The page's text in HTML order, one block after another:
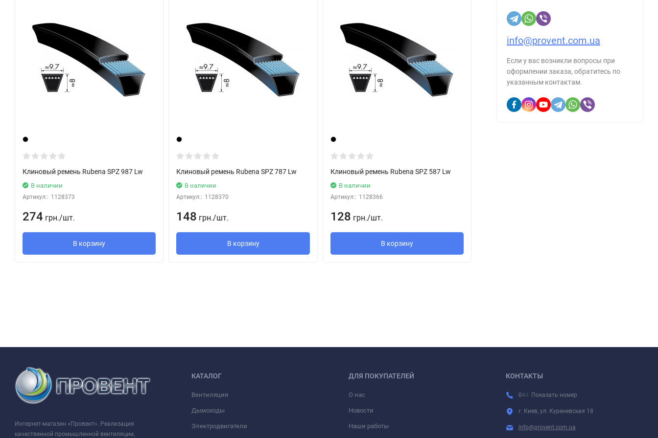
Клиновый ремень Rubena SPZ 987 Lw
В наличии
Артикул:: 1128373
274 грн./шт.
В корзину
Клиновый ремень Rubena SPZ 787 Lw
В наличии
Артикул:: 1128370
148 грн./шт.
В корзину
Клиновый ремень Rubena SPZ 587 Lw
В наличии
Артикул:: 1128366
128 грн./шт.
В корзину
info@provent.com.ua
Если у вас возникли вопросы при
оформлении заказа, обратитесь по
указанным контактам.
Интернет-магазин «Провент». Реализация
качественной промышленной вентиляции,
КАТАЛОГ
Вентиляция
Дымоходы
Электродвигатели
ДЛЯ ПОКУПАТЕЛЕЙ
О нас
Новости
Наши работы
КОНТАКТЫ
044 Показать номер
г. Киев, ул. Куреневская 18
info@provent.com.ua